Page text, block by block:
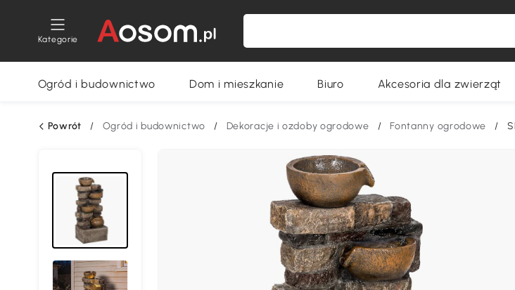
Kategorie
Ogród i budownictwo Dom i mieszkanie Biuro Akcesoria dla zwierząt
Powrót / Ogród i budownictwo / Dekoracje i ozdoby ogrodowe / Fontanny ogrodowe /